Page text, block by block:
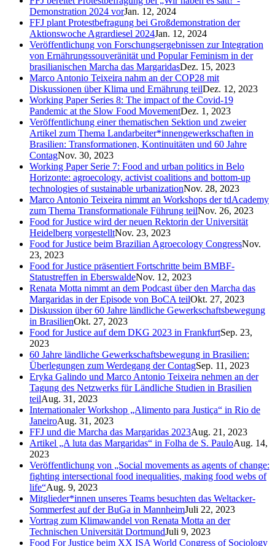
Demonstration 2024 vorJan. 12, 2024
FFJ plant Protestbefragung bei Großdemonstration der
Aktionswoche Agrardiesel 2024Jan. 12, 2024
Veröffentlichung von Forschungsergebnissen zur Integration
von Ernährungssouveränität und Popular Feminism in der
brasilianischen Marcha das MargaridasDez. 15, 2023
Marco Antonio Teixeira nahm an der COP28 mit
Diskussionen über Klima und Ernährung teilDez. 12, 2023
Working Paper Series 8: The impact of the Covid-19
Pandemic at the Slow Food MovementDez. 1, 2023
Veröffentlichung einer thematischen Sektion und zweier
Artikel zum Thema Landarbeiter*innengewerkschaften in
Brasilien: Transformationen, Kontinuitäten und 60 Jahre
ContagNov. 30, 2023
Working Paper Serie 7: Food and urban politics in Belo
Horizonte: agroecology, activist coalitions and bottom-up
technologies of sustainable urbanizationNov. 28, 2023
Marco Antonio Teixeira nimmt an Workshops der tdAcademy
zum Thema Transformationale Führung teilNov. 26, 2023
Food for Justice wird der neuen Rektorin der Universität
Heidelberg vorgestelltNov. 23, 2023
Food for Justice beim Brazilian Agroecology CongressNov.
23, 2023
Food for Justice präsentiert Fortschritte beim BMBF-
Statustreffen in EberswaldeNov. 12, 2023
Renata Motta nimmt an dem Podcast über den Marcha das
Margaridas in der Episode von BoCA teilOkt. 27, 2023
Diskussion über 60 Jahre ländliche Gewerkschaftsbewegung
in BrasilienOkt. 27, 2023
Food for Justice auf dem DKG 2023 in FrankfurtSep. 23,
2023
60 Jahre ländliche Gewerkschaftsbewegung in Brasilien:
Überlegungen zum Werdegang der ContagSep. 11, 2023
Eryka Galindo und Marco Antonio Teixeira nehmen an der
Tagung des Netzwerks für Ländliche Studien in Brasilien
teilAug. 31, 2023
Internationaler Workshop „Alimento para Justiça“ in Rio de
JaneiroAug. 31, 2023
FFJ und die Marcha das Margaridas 2023Aug. 21, 2023
Artikel „A luta das Margaridas“ in Folha de S. PauloAug. 14,
2023
Veröffentlichung von „Social movements as agents of change:
fighting intersectional food inequalities, making food webs of
life“Aug. 9, 2023
Mitglieder*innen unseres Teams besuchten das Weltacker-
Sommerfest auf der BuGa in MannheimJuli 22, 2023
Vortrag zum Klimawandel von Renata Motta an der
Technischen Universität DortmundJuli 9, 2023
Food For Justice beim XX ISA World Congress of Sociology